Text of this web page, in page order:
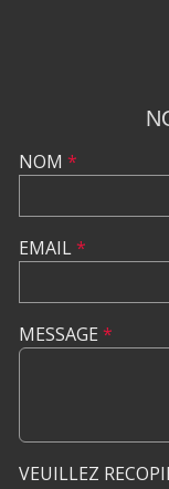
NOM *
EMAIL*
MESSAGE *
VEUILLEZ